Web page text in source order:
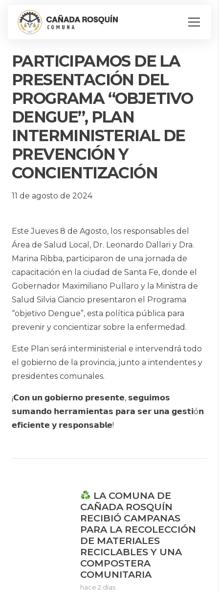
PARTICIPAMOS DE LA
PRESENTACIÓN DEL
PROGRAMA “OBJETIVO
DENGUE”, PLAN
INTERMINISTERIAL DE
PREVENCIÓN Y
CONCIENTIZACIÓN
11 de agosto de 2024
Este Jueves 8 de Agosto, los responsables del
Área de Salud Local, Dr. Leonardo Dallari y Dra.
Marina Ribba, participaron de una jornada de
capacitación en la ciudad de Santa Fe, donde el
Gobernador Maximiliano Pullaro y la Ministra de
Salud Silvia Ciancio presentaron el Programa
“objetivo Dengue”, esta política pública para
prevenir y concientizar sobre la enfermedad.
Este Plan será interministerial e intervendrá todo
el gobierno de la provincia, junto a intendentes y
presidentes comunales.
¡𝗖𝗼𝗻 𝘂𝗻 𝗴𝗼𝗯𝗶𝗲𝗿𝗻𝗼 𝗽𝗿𝗲𝘀𝗲𝗻𝘁𝗲, 𝘀𝗲𝗴𝘂𝗶𝗺𝗼𝘀
𝘀𝘂𝗺𝗮𝗻𝗱𝗼 𝗵𝗲𝗿𝗿𝗮𝗺𝗶𝗲𝗻𝘁𝗮𝘀 𝗽𝗮𝗿𝗮 𝘀𝗲𝗿 𝘂𝗻𝗮 𝗴𝗲𝘀𝘁𝗶ó𝗻
𝗲𝗳𝗶𝗰𝗶𝗲𝗻𝘁𝗲 𝘆 𝗿𝗲𝘀𝗽𝗼𝗻𝘀𝗮𝗯𝗹𝗲!
LA COMUNA DE
CAÑADA ROSQUÍN
RECIBIÓ CAMPANAS
PARA LA RECOLECCIÓN
DE MATERIALES
RECICLABLES Y UNA
COMPOSTERA
COMUNITARIA
hace 2 días